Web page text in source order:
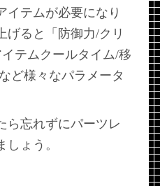
イテムが必要になり
げると「防御力/クリ
テムクールタイム/移
ど様々なパラメータ
ら忘れずにパーツレ
ょう。